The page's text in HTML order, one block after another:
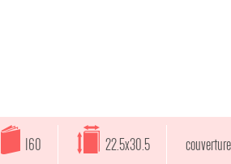
160 22.5x30.5